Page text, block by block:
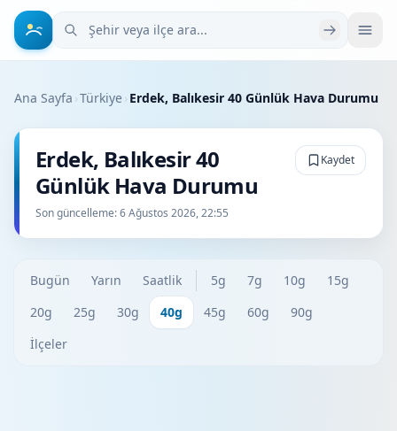
Şehir veya ilçe ara
Ana Sayfa ›Türkiye› Erdek, Balıkesir 40 Günlük Hava Durumu
Erdek, Balıkesir 40
Günlük Hava Durumu
Son güncelleme:6 Ağustos 2026, 22:55
Kaydet
Bugün Yarın Saatlik 5g 7g 10g
15g
20g
25g 30g 40g 45g 60g
90g
İlçeler